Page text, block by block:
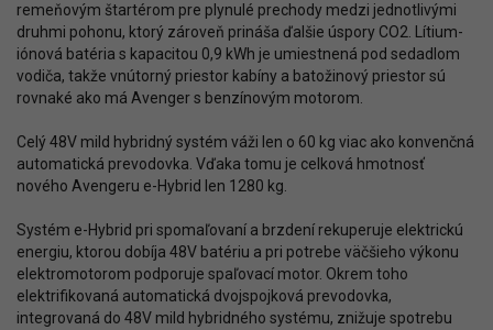
remeňovým štartérom pre plynulé prechody medzi jednotlivými
druhmi pohonu, ktorý zároveň prináša ďalšie úspory CO2. Lítium-
iónová batéria s kapacitou 0,9 kWh je umiestnená pod sedadlom
vodiča, takže vnútorný priestor kabíny a batožinový priestor sú
rovnaké ako má Avenger s benzínovým motorom.
Celý 48V mild hybridný systém váži len o 60 kg viac ako konvenčná
automatická prevodovka. Vďaka tomu je celková hmotnosť
nového Avengeru e-Hybrid len 1280 kg.
Systém e-Hybrid pri spomaľovaní a brzdení rekuperuje elektrickú
energiu, ktorou dobíja 48V batériu a pri potrebe väčšieho výkonu
elektromotorom podporuje spaľovací motor. Okrem toho
elektrifikovaná automatická dvojspojková prevodovka,
integrovaná do 48V mild hybridného systému, znižuje spotrebu